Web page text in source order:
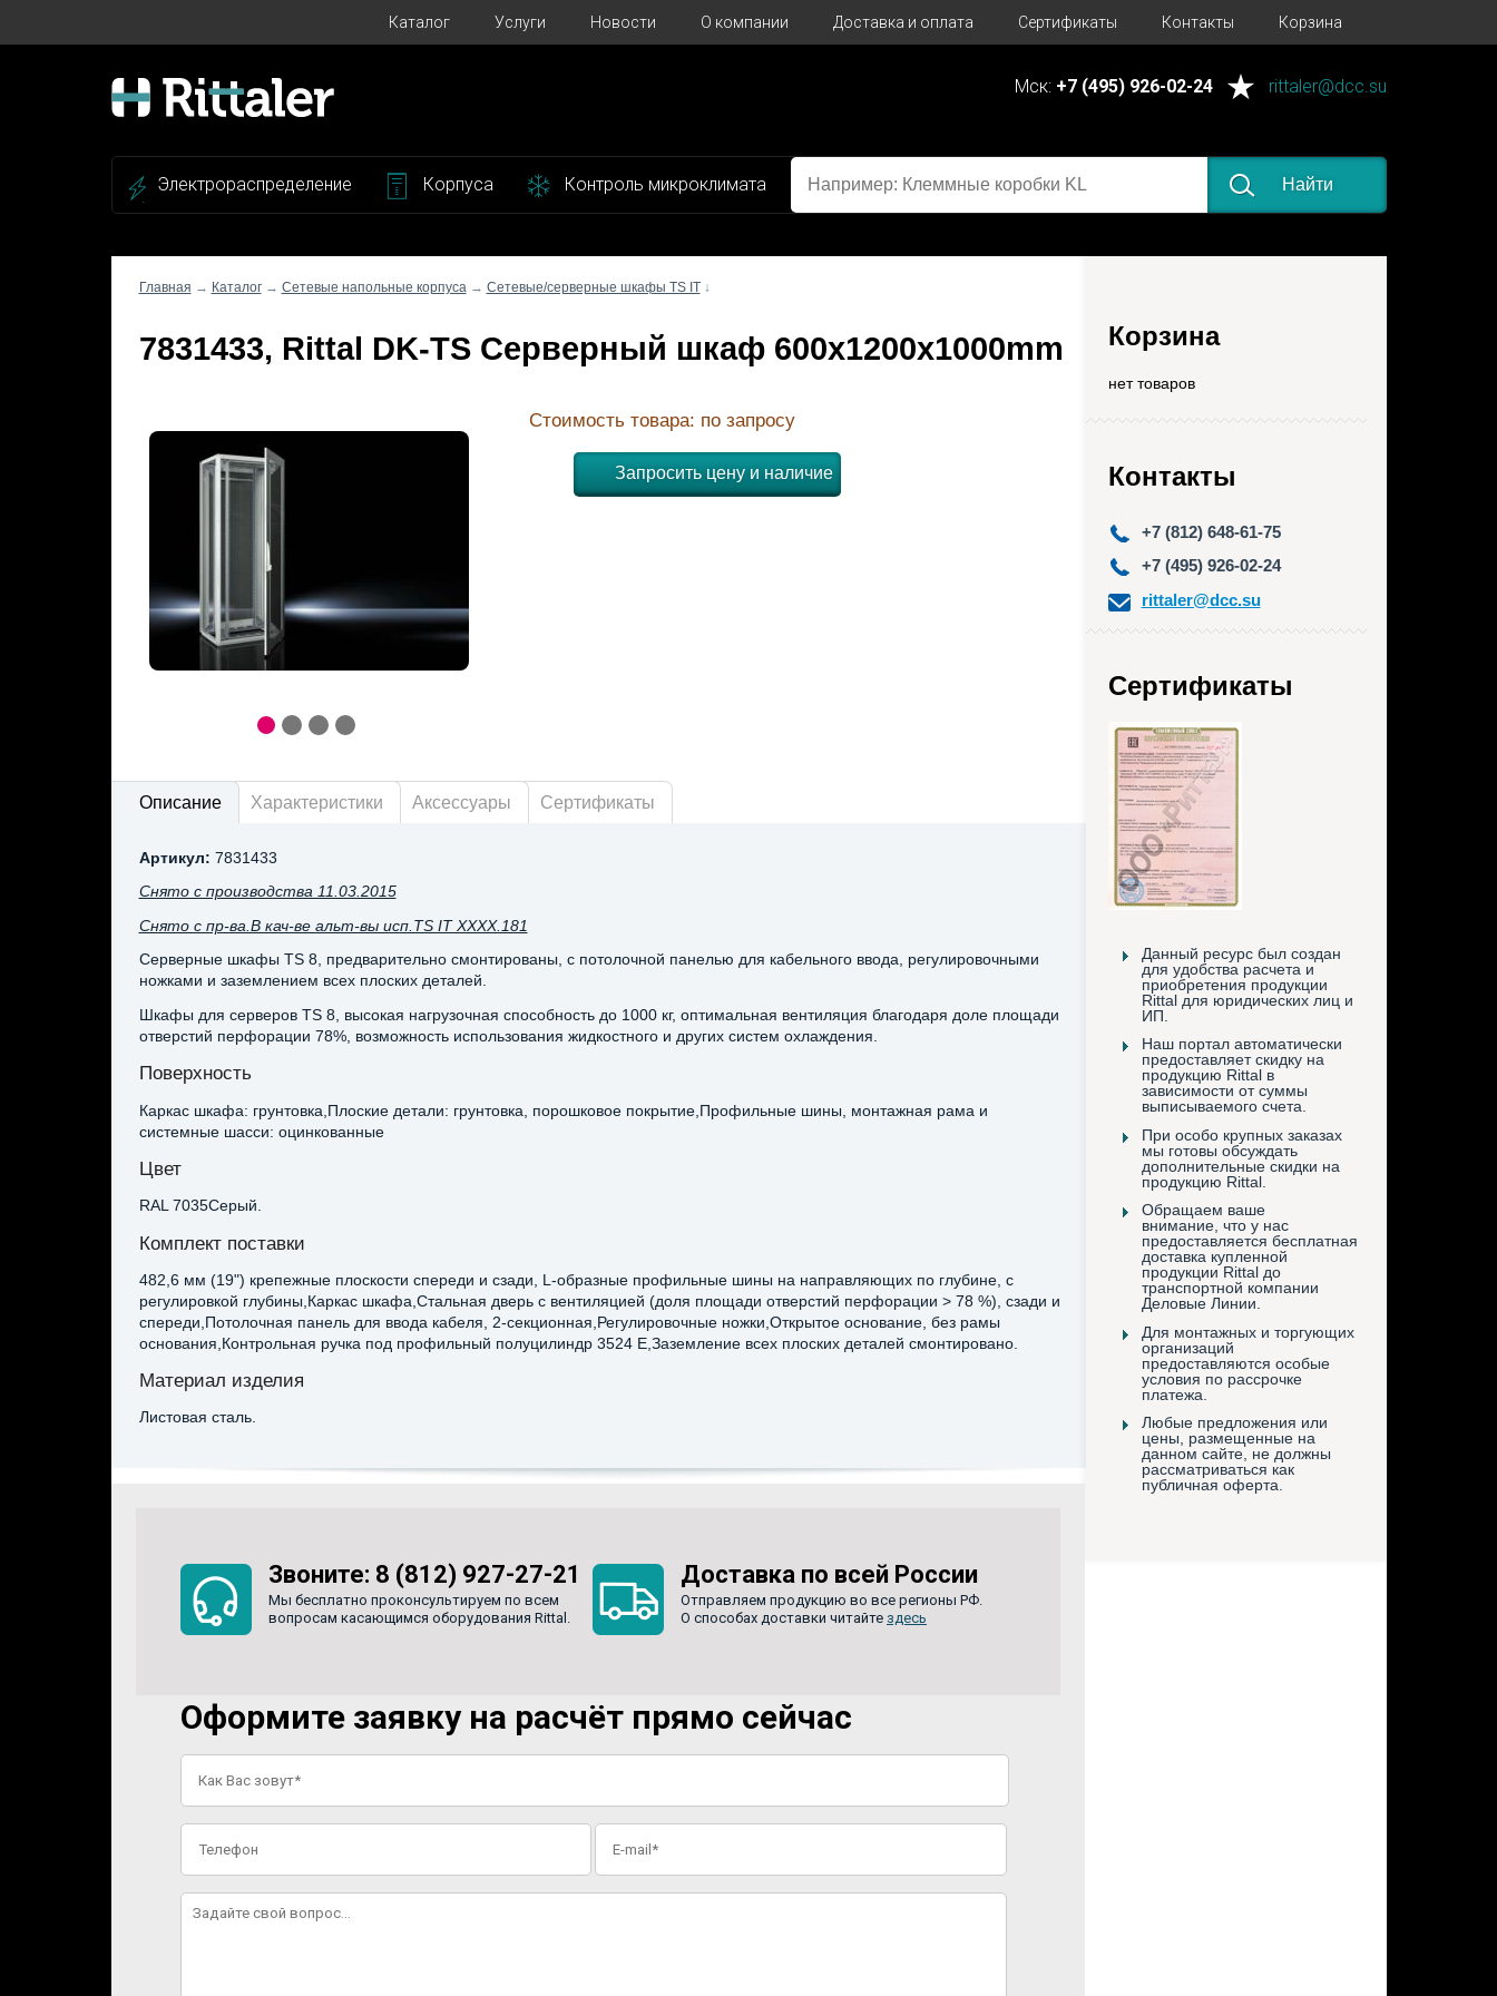
Каталог Услуги Новости О компании Доставка и оплата Сертификаты Контакты Корзина
Мск: +7 (495) 926-02-24 rittaler@dcc.su
Электрораспределение Корпуса Контроль микроклимата Найти
Корзина
нет товаров
Контакты
+7 (812) 648-61-75
+7 (495) 926-02-24
rittaler@dcc.su
Сертификаты
Данный ресурс был создан
для удобства расчета и
приобретения продукции
Rittal для юридических лиц и
ИП.
Наш портал автоматически
предоставляет скидку на
продукцию Rittal в
зависимости от суммы
выписываемого счета.
При особо крупных заказах
мы готовы обсуждать
дополнительные скидки на
продукцию Rittal.
Обращаем ваше
внимание, что у нас
предоставляется бесплатная
доставка купленной
продукции Rittal до
транспортной компании
Деловые Линии.
Для монтажных и торгующих
организаций
предоставляются особые
условия по рассрочке
платежа.
Любые предложения или
цены, размещенные на
данном сайте, не должны
рассматриваться как
публичная оферта.
Главная → Каталог→ Сетевые напольные корпуса → Сетевые/серверные шкафы TS IT ↓
7831433, Rittal DK-TS Серверный шкаф 600x1200x1000mm
Стоимость товара: по запросу
Запросить цену и наличие
Описание Характеристики Аксессуары Сертификаты
Артикул: 7831433
Снято с производства 11.03.2015
Снято с пр-ва.В кач-ве альт-вы исп.TS IT XXXX.181
Серверные шкафы TS 8, предварительно смонтированы, с потолочной панелью для кабельного ввода, регулировочными
ножками и заземлением всех плоских деталей.
Шкафы для серверов TS 8, высокая нагрузочная способность до 1000 кг, оптимальная вентиляция благодаря доле площади
отверстий перфорации 78%, возможность использования жидкостного и других систем охлаждения.
Поверхность
Каркас шкафа: грунтовка,Плоские детали: грунтовка, порошковое покрытие,Профильные шины, монтажная рама и
системные шасси: оцинкованные
Цвет
RAL 7035Серый.
Комплект поставки
482,6 мм (19") крепежные плоскости спереди и сзади, L-образные профильные шины на направляющих по глубине, с
регулировкой глубины,Каркас шкафа,Стальная дверь с вентиляцией (доля площади отверстий перфорации > 78 %), сзади и
спереди,Потолочная панель для ввода кабеля, 2-секционная,Регулировочные ножки,Открытое основание, без рамы
основания,Контрольная ручка под профильный полуцилиндр 3524 E,Заземление всех плоских деталей смонтировано.
Материал изделия
Листовая сталь.
Звоните: 8 (812) 927-27-21
Мы бесплатно проконсультируем по всем
вопросам касающимся оборудования Rittal.
Доставка по всей России
Отправляем продукцию во все регионы РФ.
О способах доставки читайте здесь
Оформите заявку на расчёт прямо сейчас